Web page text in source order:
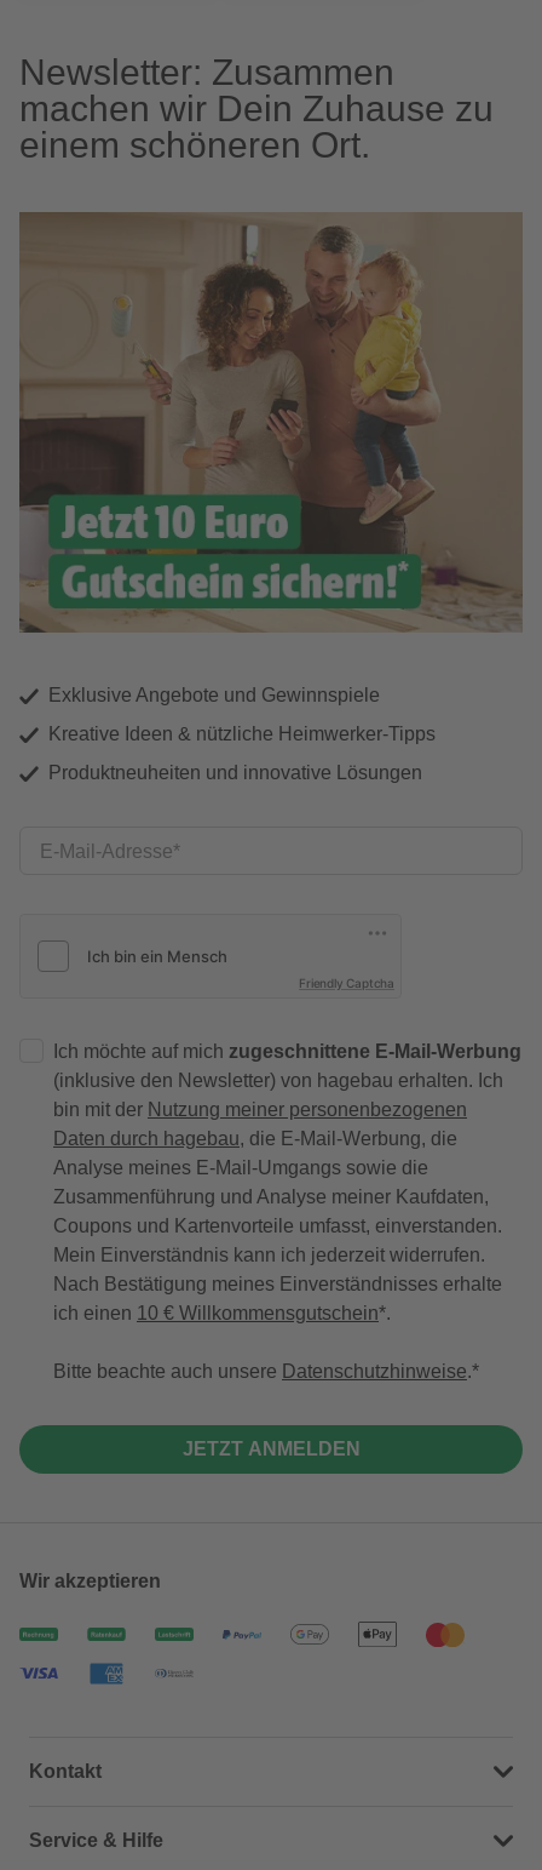
Newsletter: Zusammen
machen wir Dein Zuhause zu
einem schöneren Ort.
Exklusive Angebote und Gewinnspiele
Kreative Ideen & nützliche Heimwerker-Tipps
Produktneuheiten und innovative Lösungen
E-Mail-Adresse
Friendly Captcha
Ich möchte auf mich zugeschnittene E-Mail-Werbung
(inklusive den Newsletter) von hagebau erhalten. Ich
bin mit der Nutzung meiner personenbezogenen
Daten durch hagebau, die E-Mail-Werbung, die
Analyse meines E-Mail-Umgangs sowie die
Zusammenführung und Analyse meiner Kaufdaten,
Coupons und Kartenvorteile umfasst, einverstanden.
Mein Einverständnis kann ich jederzeit widerrufen.
Nach Bestätigung meines Einverständnisses erhalte
ich einen 10 € Willkommensgutschein*.
Bitte beachte auch unsere Datenschutzhinweise.
JETZT ANMELDEN
Wir akzeptieren
Kontakt
Dein Kontakt zu uns
Service & Hilfe